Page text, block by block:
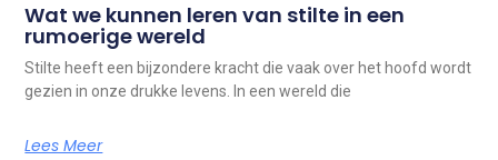
Wat we kunnen leren van stilte in een
rumoerige wereld
Stilte heeft een bijzondere kracht die vaak over het hoofd wordt
gezien in onze drukke levens. In een wereld die
Lees Meer